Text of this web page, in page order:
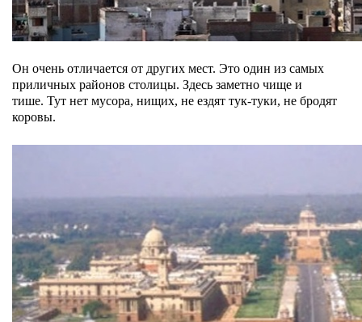
Он очень отличается от других мест. Это один из самых
приличных районов столицы. Здесь заметно чище и
тише. Тут нет мусора, нищих, не ездят тук-туки, не бродят
коровы.